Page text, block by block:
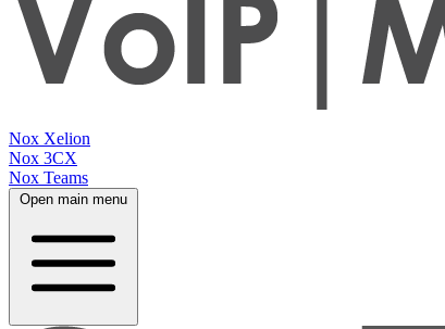
Nox Xelion
Nox 3CX
Nox Teams
Open main menu